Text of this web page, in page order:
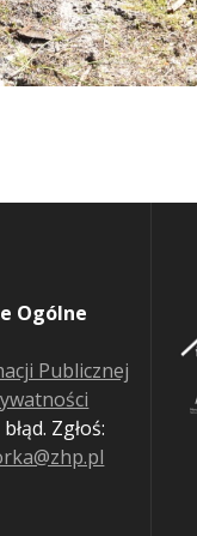
Ogólne
Publicznej
Zgłoś: